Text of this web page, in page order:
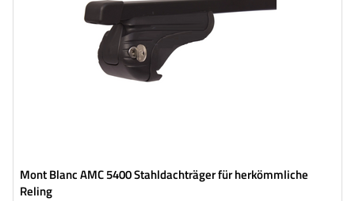
Mont Blanc AMC 5400 Stahldachträger für herkömmliche
Reling